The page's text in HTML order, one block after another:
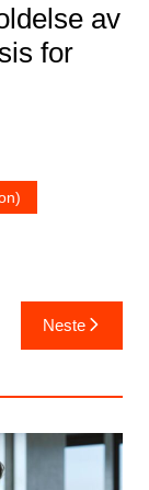
av
for
Neste